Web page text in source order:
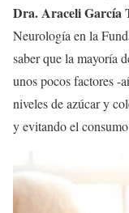
Dra. Araceli García
Neurología en la
saber que la mayoría
unos pocos factores -
niveles de azúcar y
y evitando el